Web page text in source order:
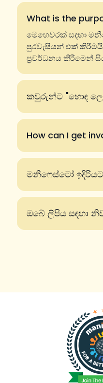
What is the
මෙහෙවරක් සඳහා
පුරවැසියන් එක්
ප්‍රවර්ධනය කිරීමෙන්
කවුරුන්ට "හොඳ
How can I get
මනීෆෙස්ටෝ
ඔබේ ලිපිය සඳහා